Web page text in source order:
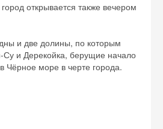
открывается также вечером
и две долины, по которым
Су и Дерекойка, берущие начало
Чёрное море в черте города.